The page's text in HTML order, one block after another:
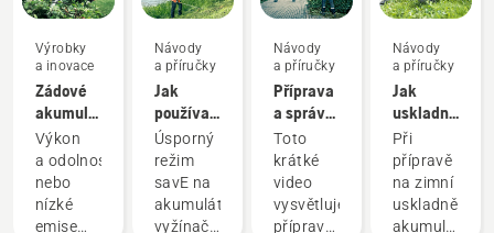
Výrobky
a inovace
Zádové
akumulátory:
Revoluce
pro ručně
nesené
akumulátorové
nástroje
Výkon
a odolnost
nebo
nízké
emise
Návody
a příručky
Jak
používat
režim
savE na
akumulátorovém
vyžínači
Úsporný
režim
savE na
akumulátorovém
vyžínači
Návody
a příručky
Příprava
a správný
způsob
instalace
zádového
akumulátoru
Toto
krátké
video
vysvětluje
přípravu
Návody
a příručky
Jak
uskladnit
akumulátor
Husqvarna
přes
zimu
Při
přípravě
na zimní
uskladnění
akumulátorů